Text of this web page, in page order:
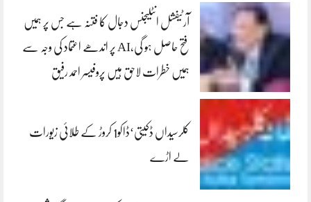
آرٹیفشل انٹلیجنس دجال کا فتنہ ہے جس پر ہمیں
فتح حاصل ہو گی،AI پر اندھے اعتماد کی وجہ سے
ہمیں خطرات لاحق ہیں پروفیسر احمد رفیق
کلرسیداں ڈکیتی‘ڈاکو1 کروڑ کے طلائی زیورات
لے اڑے